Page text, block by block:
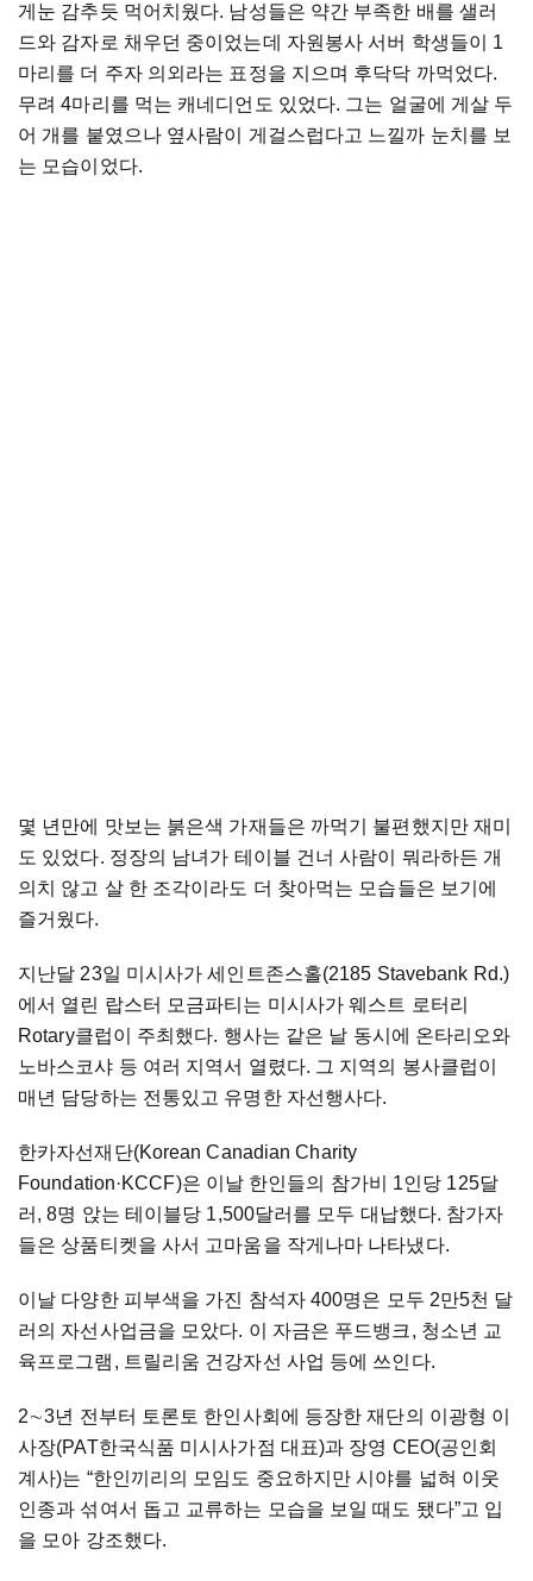
게눈 감추듯 먹어치웠다. 남성들은 약간 부족한 배를 샐러
드와 감자로 채우던 중이었는데 자원봉사 서버 학생들이 1
마리를 더 주자 의외라는 표정을 지으며 후닥닥 까먹었다.
무려 4마리를 먹는 캐네디언도 있었다. 그는 얼굴에 게살 두
어 개를 붙였으나 옆사람이 게걸스럽다고 느낄까 눈치를 보
는 모습이었다.
몇 년만에 맛보는 붉은색 가재들은 까먹기 불편했지만 재미
도 있었다. 정장의 남녀가 테이블 건너 사람이 뭐라하든 개
의치 않고 살 한 조각이라도 더 찾아먹는 모습들은 보기에
즐거웠다.
지난달 23일 미시사가 세인트존스홀(2185 Stavebank Rd.)
에서 열린 랍스터 모금파티는 미시사가 웨스트 로터리
Rotary클럽이 주최했다. 행사는 같은 날 동시에 온타리오와
노바스코샤 등 여러 지역서 열렸다. 그 지역의 봉사클럽이
매년 담당하는 전통있고 유명한 자선행사다.
한카자선재단(Korean Canadian Charity
Foundation·KCCF)은 이날 한인들의 참가비 1인당 125달
러, 8명 앉는 테이블당 1,500달러를 모두 대납했다. 참가자
들은 상품티켓을 사서 고마움을 작게나마 나타냈다.
이날 다양한 피부색을 가진 참석자 400명은 모두 2만5천 달
러의 자선사업금을 모았다. 이 자금은 푸드뱅크, 청소년 교
육프로그램, 트릴리움 건강자선 사업 등에 쓰인다.
2∼3년 전부터 토론토 한인사회에 등장한 재단의 이광형 이
사장(PAT한국식품 미시사가점 대표)과 장영 CEO(공인회
계사)는 “한인끼리의 모임도 중요하지만 시야를 넓혀 이웃
인종과 섞여서 돕고 교류하는 모습을 보일 때도 됐다”고 입
을 모아 강조했다.